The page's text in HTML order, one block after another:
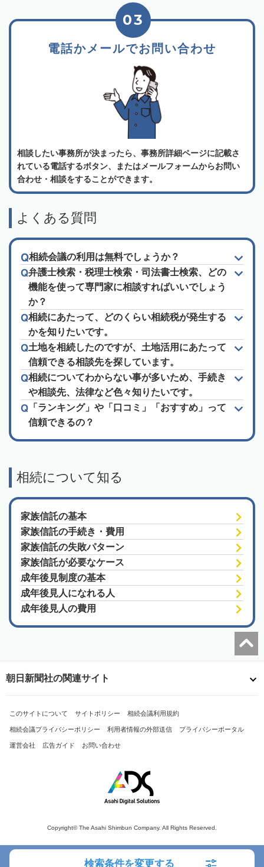
電話かメールでお問い合わせ
03
相談したい事務所が決まったら、事務所詳細ページに記載さ
れている電話するボタン、またはメールフォームからお問い
合わせ・相談をすることができます。
よくある質問
相続会議の利用は無料でしょうか？
弁護士検索・税理士検索・司法書士検索、どの
機能を使って専門家に相談すればいいでしょう
か？
相続にあたって、どのくらい相続税が発生する
かを知りたいです。
土地を相続したのですが、土地活用にあたって
信頼できる相談先を探しています。
相続についてわからない事が多いため、手続き
や相談先、法律など色々知りたいです。
「ランキング」や「口コミ」「おすすめ」って
信頼できるの？
相続について知る
家族信託の基本
家族信託の手続き・費用
家族信託の失敗パターン
家族信託が必要なケース
成年後見制度の基本
成年後見人になれる人
成年後見人の費用
検索条件を変更する
朝日新聞社の関連サイト
このサイトについて サイトポリシー 相続会議利用規約
相続会議プライバシーポリシー 利用者情報の外部送信 プライバシーポータル
運営会社 広告ガイド お問い合わせ
Copyright© The Asahi Shimbun Company. All Rights Reserved.